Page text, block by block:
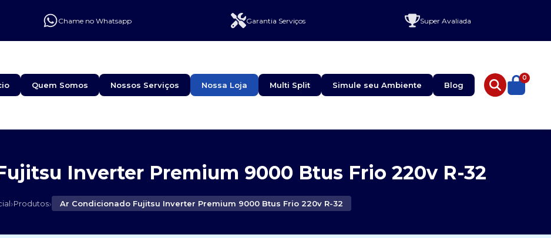
Chame no Whatsapp Garantia Serviços Super Avaliada
Quem Somos Nossos Serviços Nossa Loja Multi Split Simule seu Ambiente Blog
0
Inverter Premium 9000 Btus Frio 220v R-32
›Produtos› Ar Condicionado Fujitsu Inverter Premium 9000 Btus Frio 220v R-32